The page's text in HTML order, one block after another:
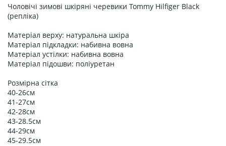
Чоловічі зимові шкіряні черевики Tommy Hilfiger Black
(репліка)
Матеріал верху: натуральна шкіра
Матеріал підкладки: набивна вовна
Матеріал устілки: набивна вовна
Матеріал підошви: поліуретан
Розмірна сітка
40-26см
41-27см
42-28см
43-28.5см
44-29см
45-29.5см